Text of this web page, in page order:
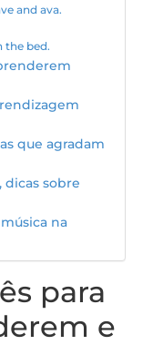
and ava.
the bed.
que agradam
dicas sobre
na
para
e